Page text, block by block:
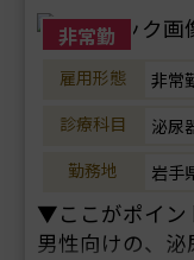
非常勤
雇用形態
非常
診療科目
泌尿
勤務地
岩手
▼ここがポイン
男性向けの、泌